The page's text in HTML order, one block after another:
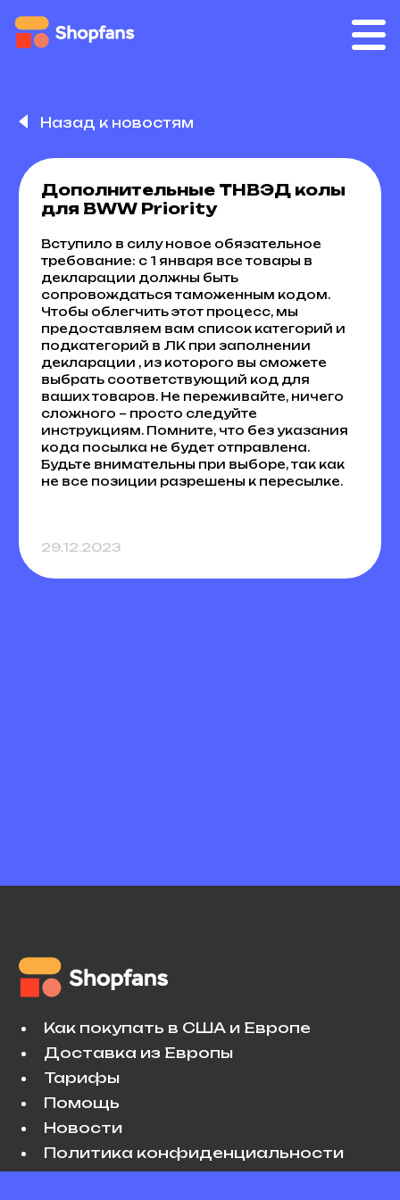
Назад к новостям
Дополнительные ТНВЭД колы
для BWW Priority
Вступило в силу новое обязательное
требование: с 1 января все товары в
декларации должны быть
сопровождаться таможенным кодом.
Чтобы облегчить этот процесс, мы
предоставляем вам список категорий и
подкатегорий в ЛК при заполнении
декларации , из которого вы сможете
выбрать соответствующий код для
ваших товаров. Не переживайте, ничего
сложного – просто следуйте
инструкциям. Помните, что без указания
кода посылка не будет отправлена.
Будьте внимательны при выборе, так как
не все позиции разрешены к пересылке.
29.12.2023
Как покупать в США и Европе
Доставка из Европы
Тарифы
Помощь
Новости
Политика конфиденциальности